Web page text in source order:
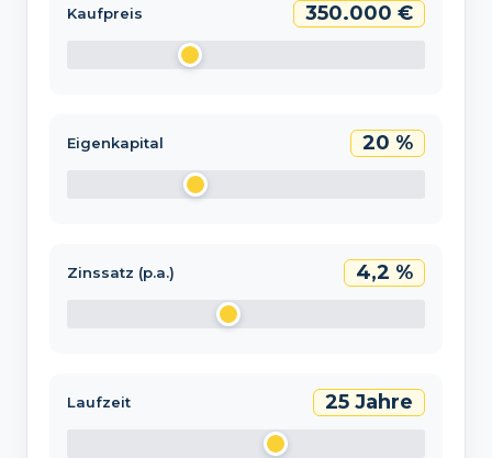
Kaufpreis 350.000 €
Eigenkapital 20 %
Zinssatz (p.a.) 4,2 %
Laufzeit 25 Jahre